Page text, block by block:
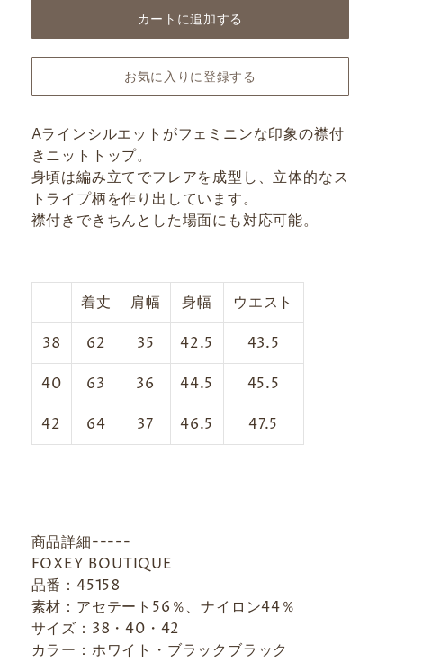
カートに追加する
お気に入りに登録する
Aラインシルエットがフェミニンな印象の襟付
きニットトップ。
身頃は編み立てでフレアを成型し、立体的なス
トライプ柄を作り出しています。
襟付きできちんとした場面にも対応可能。
着丈 肩幅 身幅 ウエスト
38 62 35 42.5 43.5
40 63 36 44.5 45.5
42 64 37 46.5 47.5
商品詳細-----
FOXEY BOUTIQUE
品番：45158
素材：アセテート56％、ナイロン44％
サイズ： 38・40・42
カラー：ホワイト・ブラックブラック